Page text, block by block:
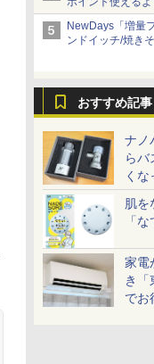
NewDays「増量
ンドイッチ/焼き
おすすめ記事
ナノ
らバ
くな
肌を
「
家電
き「
でお